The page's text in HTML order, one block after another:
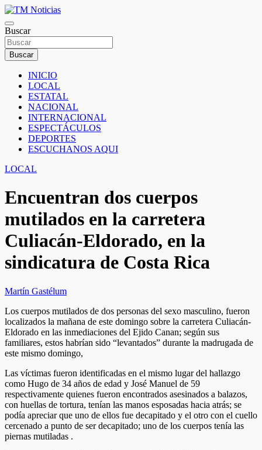
Saltar
al
contenido
TM Noticias
TM Noticias
Buscar
Buscar
INICIO
LOCAL
ESTATAL
NACIONAL
INTERNACIONAL
ESPECTÁCULOS
DEPORTES
ESCUCHANOS AQUI
LOCAL
Encuentran dos cuerpos
mutilados en la carretera
Culiacán-Eldorado, en la
sindicatura de Costa Rica
Martín Gastélum
Los cuerpos mutilados de dos personas del sexo masculino, fueron
localizados la mañana de este domingo sobre la carretera Culiacán-
Eldorado en las inmediaciones del Ejido Canan; según sus
familiares, estos habrían sido “levantados” durante la madrugada de
este mismo domingo,
Las víctimas fueron identificadas en el mismo lugar del hallazgo
como Hugo de 34 años de edad y José Manuel de 59
respectivamente quienes fueron encontrados asesinados a balazos,
con huellas de tortura, tenían las manos esposadas hacia atrás; se
podía apreciar que uno de ellos fue decapitado y el otro con el cuello
cercenado a punto de ser decapitado; uno de los cuerpos tenía las
piernas mutiladas .